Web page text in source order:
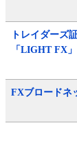
トレイダーズ
「LIGHT FX」
FXブロードネ